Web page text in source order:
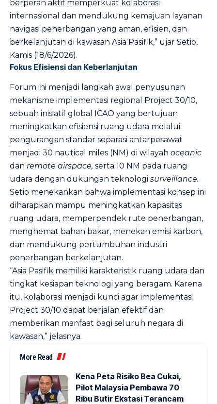
berperan aktif memperkuat kolaborasi
internasional dan mendukung kemajuan layanan
navigasi penerbangan yang aman, efisien, dan
berkelanjutan di kawasan Asia Pasifik,” ujar Setio,
Kamis (18/6/2026).
Fokus Efisiensi dan Keberlanjutan
Forum ini menjadi langkah awal penyusunan
mekanisme implementasi regional Project 30/10,
sebuah inisiatif global ICAO yang bertujuan
meningkatkan efisiensi ruang udara melalui
pengurangan standar separasi antarpesawat
menjadi 30 nautical miles (NM) di wilayah oceanic
dan remote airspace, serta 10 NM pada ruang
udara dengan dukungan teknologi surveillance.
Setio menekankan bahwa implementasi konsep ini
diharapkan mampu meningkatkan kapasitas
ruang udara, memperpendek rute penerbangan,
menghemat bahan bakar, menekan emisi karbon,
dan mendukung pertumbuhan industri
penerbangan berkelanjutan.
“Asia Pasifik memiliki karakteristik ruang udara dan
tingkat kesiapan teknologi yang beragam. Karena
itu, kolaborasi menjadi kunci agar implementasi
Project 30/10 dapat berjalan efektif dan
memberikan manfaat bagi seluruh negara di
kawasan,” jelasnya.
More Read
Kena Peta Risiko Bea Cukai,
Pilot Malaysia Pembawa 70
Ribu Butir Ekstasi Terancam